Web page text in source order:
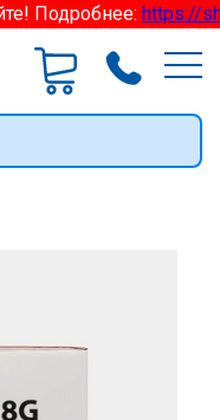
Подробнее:https://